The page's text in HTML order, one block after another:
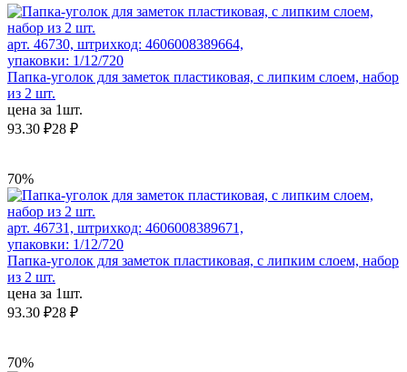
арт. 46730, штрихкод: 4606008389664,
упаковки: 1/12/720
Папка-уголок для заметок пластиковая, с липким слоем, набор
из 2 шт.
цена за 1шт.
93.30 ₽28 ₽
70%
арт. 46731, штрихкод: 4606008389671,
упаковки: 1/12/720
Папка-уголок для заметок пластиковая, с липким слоем, набор
из 2 шт.
цена за 1шт.
93.30 ₽28 ₽
70%